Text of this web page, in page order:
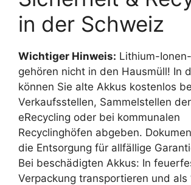
in der Schweiz
Wichtiger Hinweis: Lithium-
gehören nicht in den Hausmüll! In
können Sie alte Akkus kostenlos
Verkaufsstellen, Sammelstellen der
eRecycling oder bei kommunalen
Recyclinghöfen abgeben.
die Entsorgung für allfällige
Bei beschädigten Akkus: In
Verpackung transportieren und als